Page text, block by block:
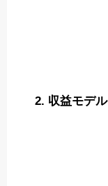
2. 収益モデル